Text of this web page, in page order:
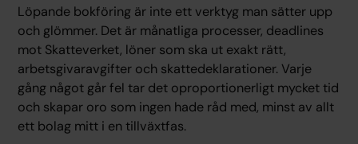
Löpande bokföring är inte ett verktyg man sätter upp
och glömmer. Det är månatliga processer, deadlines
mot Skatteverket, löner som ska ut exakt rätt,
arbetsgivaravgifter och skattedeklarationer. Varje
gång något går fel tar det oproportionerligt mycket tid
och skapar oro som ingen hade råd med, minst av allt
ett bolag mitt i en tillväxtfas.